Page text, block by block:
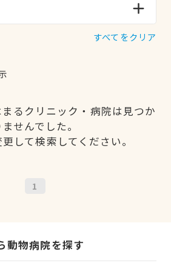
すべてをクリア
るクリニック・病院は見つか
ませんでした。
して検索してください。
1
動物病院を探す